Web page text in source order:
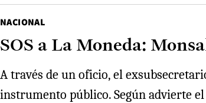
NACIONAL
SOS a La Moneda:
A través de un oficio, el
instrumento público. Según advierte